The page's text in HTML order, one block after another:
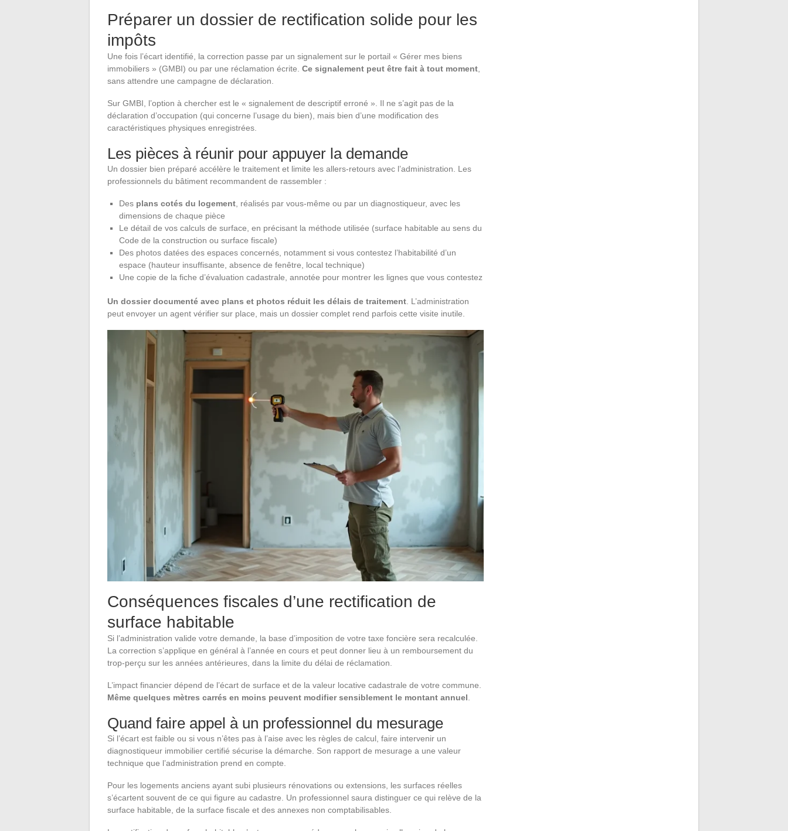
Préparer un dossier de rectification solide pour les
impôts
Une fois l’écart identifié, la correction passe par un signalement sur le portail « Gérer mes biens
immobiliers » (GMBI) ou par une réclamation écrite. Ce signalement peut être fait à tout moment,
sans attendre une campagne de déclaration.
Sur GMBI, l’option à chercher est le « signalement de descriptif erroné ». Il ne s’agit pas de la
déclaration d’occupation (qui concerne l’usage du bien), mais bien d’une modification des
caractéristiques physiques enregistrées.
Les pièces à réunir pour appuyer la demande
Un dossier bien préparé accélère le traitement et limite les allers-retours avec l’administration. Les
professionnels du bâtiment recommandent de rassembler :
Des plans cotés du logement, réalisés par vous-même ou par un diagnostiqueur, avec les
dimensions de chaque pièce
Le détail de vos calculs de surface, en précisant la méthode utilisée (surface habitable au sens du
Code de la construction ou surface fiscale)
Des photos datées des espaces concernés, notamment si vous contestez l’habitabilité d’un
espace (hauteur insuffisante, absence de fenêtre, local technique)
Une copie de la fiche d’évaluation cadastrale, annotée pour montrer les lignes que vous contestez
Un dossier documenté avec plans et photos réduit les délais de traitement. L’administration
peut envoyer un agent vérifier sur place, mais un dossier complet rend parfois cette visite inutile.
Conséquences fiscales d’une rectification de
surface habitable
Si l’administration valide votre demande, la base d’imposition de votre taxe foncière sera recalculée.
La correction s’applique en général à l’année en cours et peut donner lieu à un remboursement du
trop-perçu sur les années antérieures, dans la limite du délai de réclamation.
L’impact financier dépend de l’écart de surface et de la valeur locative cadastrale de votre commune.
Même quelques mètres carrés en moins peuvent modifier sensiblement le montant annuel
Quand faire appel à un professionnel du mesurage
Si l’écart est faible ou si vous n’êtes pas à l’aise avec les règles de calcul, faire intervenir un
diagnostiqueur immobilier certifié sécurise la démarche. Son rapport de mesurage a une valeur
technique que l’administration prend en compte.
Pour les logements anciens ayant subi plusieurs rénovations ou extensions, les surfaces réelles
s’écartent souvent de ce qui figure au cadastre. Un professionnel saura distinguer ce qui relève de la
surface habitable, de la surface fiscale et des annexes non comptabilisables.